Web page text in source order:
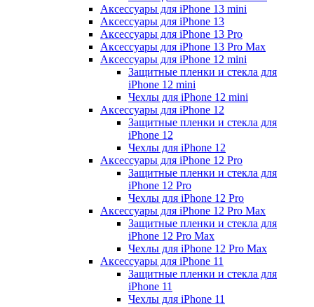
Аксессуары для iPhone 13 mini
Аксессуары для iPhone 13
Аксессуары для iPhone 13 Pro
Аксессуары для iPhone 13 Pro Max
Аксессуары для iPhone 12 mini
Защитные пленки и стекла для
iPhone 12 mini
Чехлы для iPhone 12 mini
Аксессуары для iPhone 12
Защитные пленки и стекла для
iPhone 12
Чехлы для iPhone 12
Аксессуары для iPhone 12 Pro
Защитные пленки и стекла для
iPhone 12 Pro
Чехлы для iPhone 12 Pro
Аксессуары для iPhone 12 Pro Max
Защитные пленки и стекла для
iPhone 12 Pro Max
Чехлы для iPhone 12 Pro Max
Аксессуары для iPhone 11
Защитные пленки и стекла для
iPhone 11
Чехлы для iPhone 11